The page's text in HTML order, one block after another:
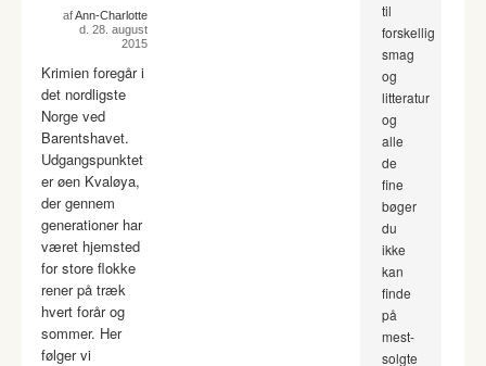
afAnn-Charlotte
d. 28. august
2015
Krimien foregår i
det nordligste
Norge ved
Barentshavet.
Udgangspunktet
er øen Kvaløya,
der gennem
generationer har
været hjemsted
for store flokke
rener på træk
hvert forår og
sommer. Her
følger vi
til
forskellig
smag
og
litteratur
og
alle
de
fine
bøger
du
ikke
kan
finde
på
mest-
solgte